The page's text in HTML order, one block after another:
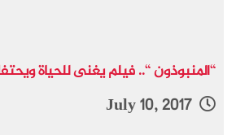
“المنبوذون “.. فيلم يغنى للحياة
July 10, 2017